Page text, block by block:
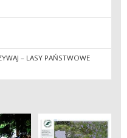
– LASY PAŃSTWOWE